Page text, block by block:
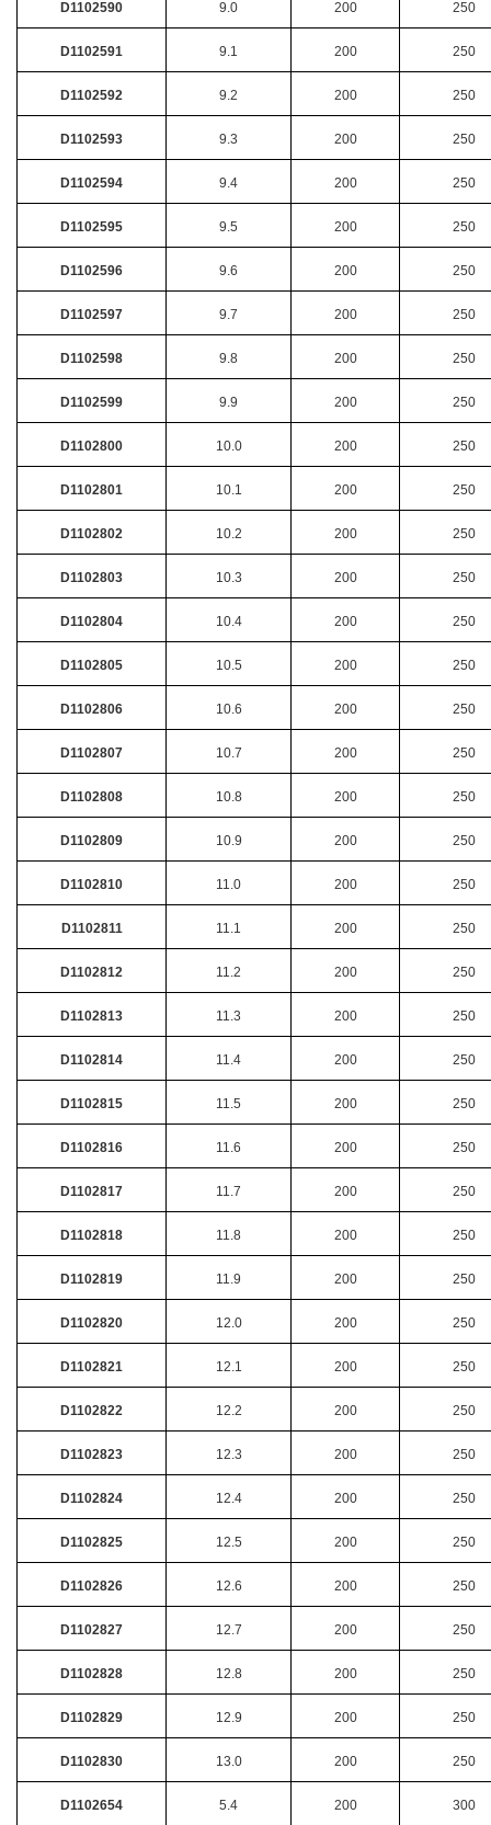
D1102590 9.0 200 250
D1102591 9.1 200 250
D1102592 9.2 200 250
D1102593 9.3 200 250
D1102594 9.4 200 250
D1102595 9.5 200 250
D1102596 9.6 200 250
D1102597 9.7 200 250
D1102598 9.8 200 250
D1102599 9.9 200 250
D1102800 10.0 200 250
D1102801 10.1 200 250
D1102802 10.2 200 250
D1102803 10.3 200 250
D1102804 10.4 200 250
D1102805 10.5 200 250
D1102806 10.6 200 250
D1102807 10.7 200 250
D1102808 10.8 200 250
D1102809 10.9 200 250
D1102810 11.0 200 250
D1102811 11.1 200 250
D1102812 11.2 200 250
D1102813 11.3 200 250
D1102814 11.4 200 250
D1102815 11.5 200 250
D1102816 11.6 200 250
D1102817 11.7 200 250
D1102818 11.8 200 250
D1102819 11.9 200 250
D1102820 12.0 200 250
D1102821 12.1 200 250
D1102822 12.2 200 250
D1102823 12.3 200 250
D1102824 12.4 200 250
D1102825 12.5 200 250
D1102826 12.6 200 250
D1102827 12.7 200 250
D1102828 12.8 200 250
D1102829 12.9 200 250
D1102830 13.0 200 250
D1102654 5.4 200 300